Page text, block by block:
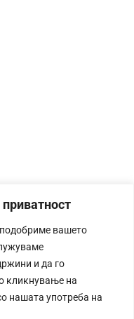
вашето
и да го
кликнување на
нашата употреба на